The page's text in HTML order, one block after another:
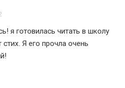
я готовилась читать в школу
Я его прочла очень